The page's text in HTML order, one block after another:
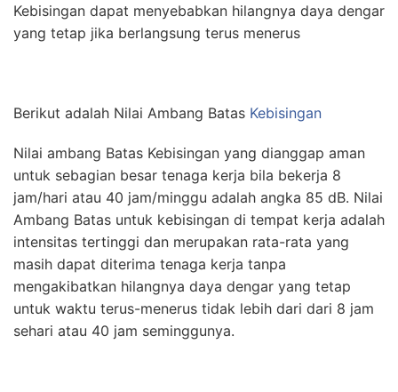
Kebisingan dapat menyebabkan hilangnya daya dengar
yang tetap jika berlangsung terus menerus
Berikut adalah Nilai Ambang Batas Kebisingan
Nilai ambang Batas Kebisingan yang dianggap aman
untuk sebagian besar tenaga kerja bila bekerja 8
jam/hari atau 40 jam/minggu adalah angka 85 dB. Nilai
Ambang Batas untuk kebisingan di tempat kerja adalah
intensitas tertinggi dan merupakan rata-rata yang
masih dapat diterima tenaga kerja tanpa
mengakibatkan hilangnya daya dengar yang tetap
untuk waktu terus-menerus tidak lebih dari dari 8 jam
sehari atau 40 jam seminggunya.